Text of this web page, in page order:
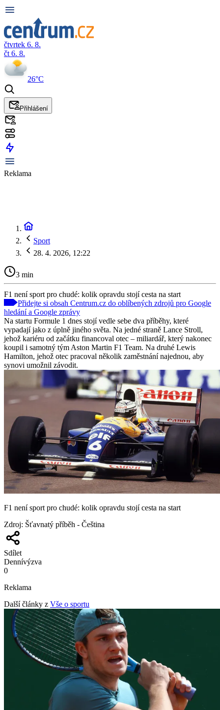
čtvrtek 6. 8.
čt 6. 8.
26°C
Přihlášení
Reklama
Sport
28. 4. 2026, 12:22
3 min
F1 není sport pro chudé: kolik opravdu stojí cesta na start
Přidejte si obsah Centrum.cz do oblíbených zdrojů pro Google
hledání a Google zprávy
Na startu Formule 1 dnes stojí vedle sebe dva příběhy, které
vypadají jako z úplně jiného světa. Na jedné straně Lance Stroll,
jehož kariéru od začátku financoval otec – miliardář, který nakonec
koupil i samotný tým Aston Martin F1 Team. Na druhé Lewis
Hamilton, jehož otec pracoval několik zaměstnání najednou, aby
synovi umožnil závodit.
F1 není sport pro chudé: kolik opravdu stojí cesta na start
Zdroj: Šťavnatý příběh - Čeština
Sdílet
Dennívýzva
0
Reklama
Další články z Vše o sportu